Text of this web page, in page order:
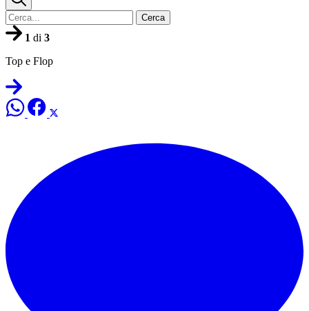
Cerca
1 di 3
Top e Flop